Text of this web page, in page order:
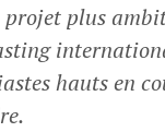
plus
hauts en